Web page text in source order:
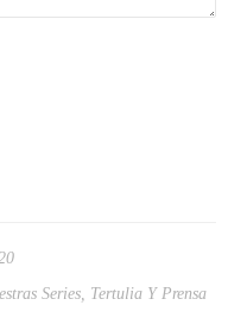
Series
Tertulia Y Prensa